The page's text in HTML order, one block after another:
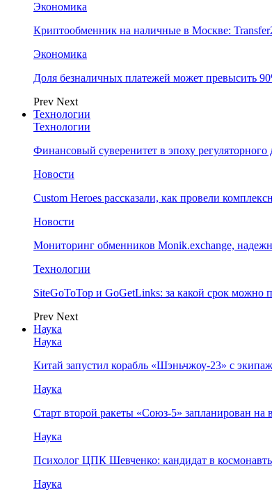
Экономика
Криптообменник на наличные в Москве:
Экономика
Доля безналичных платежей может превысить
Prev Next
Технологии
Технологии
Финансовый суверенитет в эпоху
Новости
Custom Heroes рассказали, как провели
Новости
Мониторинг обменников Monik.exchange,
Технологии
SiteGoToTop и GoGetLinks: за какой срок можно
Prev Next
Наука
Наука
Китай запустил корабль «Шэньчжоу-23» с
Наука
Старт второй ракеты «Союз-5» запланирован на
Наука
Психолог ЦПК Шевченко: кандидат в
Наука